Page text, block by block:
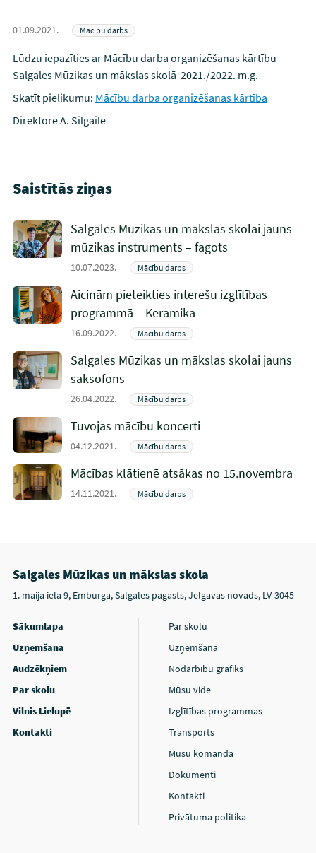
01.09.2021. Mācību darbs
Lūdzu iepazīties ar Mācību darba organizēšanas kārtību
Salgales Mūzikas un mākslas skolā 2021./2022. m.g.
Skatīt pielikumu: Mācību darba organizēšanas kārtība
Direktore A. Silgaile
Saistītās ziņas
Salgales Mūzikas un mākslas skolai jauns
mūzikas instruments – fagots
10.07.2023. Mācību darbs
Aicinām pieteikties interešu izglītības
programmā – Keramika
16.09.2022. Mācību darbs
Salgales Mūzikas un mākslas skolai jauns
saksofons
26.04.2022. Mācību darbs
Tuvojas mācību koncerti
04.12.2021. Mācību darbs
Mācības klātienē atsākas no 15.novembra
14.11.2021. Mācību darbs
Salgales Mūzikas un mākslas skola
1. maija iela 9, Emburga, Salgales pagasts, Jelgavas novads, LV-3045
Sākumlapa
Uzņemšana
Audzēkņiem
Par skolu
Vilnis Lielupē
Kontakti
Par skolu
Uzņemšana
Nodarbību grafiks
Mūsu vide
Izglītības programmas
Transports
Mūsu komanda
Dokumenti
Kontakti
Privātuma politika